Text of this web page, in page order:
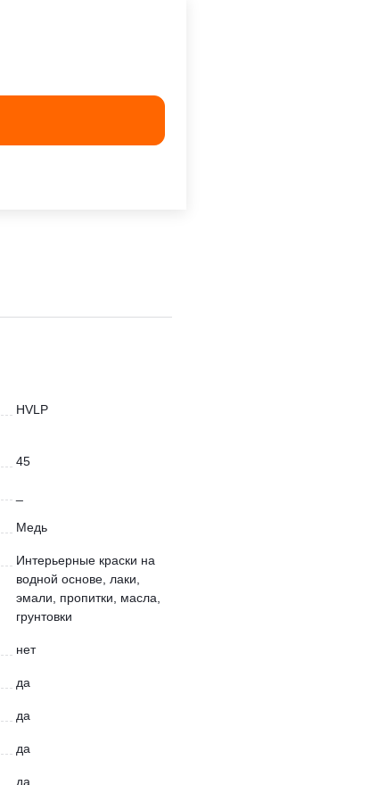
HVLP
45
Медь
Интерьерные краски на
водной основе, лаки,
эмали, пропитки, масла,
грунтовки
нет
да
да
да
да